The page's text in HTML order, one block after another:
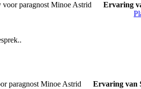
Ervaring
Ervaring van